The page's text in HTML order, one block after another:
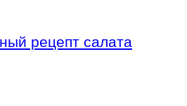
рецепт салата